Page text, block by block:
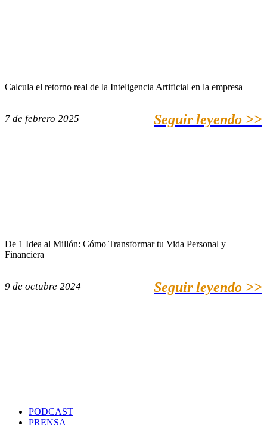
Calcula el retorno real de la Inteligencia Artificial en la empresa
7 de febrero 2025 Seguir leyendo >>
De 1 Idea al Millón: Cómo Transformar tu Vida Personal y
Financiera
9 de octubre 2024 Seguir leyendo >>
PODCAST
PRENSA